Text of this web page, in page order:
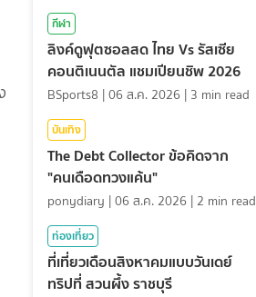
กีฬา
ลิงค์ดูฟุตซอลสด ไทย Vs รัสเซีย
คอนติเนนตัล แชมเปียนชิพ 2026
BSports8 |06 ส.ค. 2026 | 3 min read
บันเทิง
The Debt Collector ข้อคิดจาก
"คนเดือดทวงแค้น"
ponydiary |06 ส.ค. 2026 | 2 min read
ท่องเที่ยว
ที่เที่ยวเดือนสิงหาคมแบบวันเดย์
ทริปที่ สวนผึ้ง ราชบุรี